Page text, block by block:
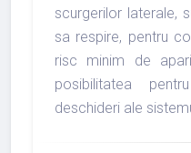
scurgerilor laterale,
sa respire, pentru
risc minim de
posibilitatea
deschideri ale